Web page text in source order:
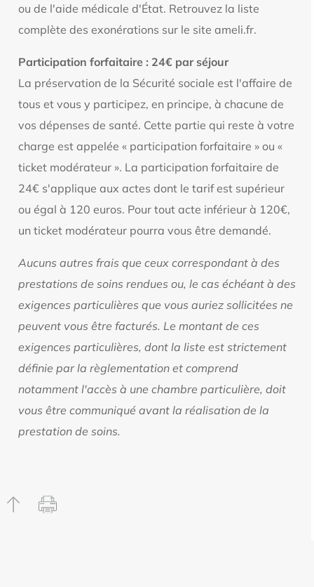
ou de l'aide médicale d'État. Retrouvez la liste
complète des exonérations sur le site ameli.fr.
Participation forfaitaire : 24€ par séjour
La préservation de la Sécurité sociale est l'affaire de
tous et vous y participez, en principe, à chacune de
vos dépenses de santé. Cette partie qui reste à votre
charge est appelée « participation forfaitaire » ou «
ticket modérateur ». La participation forfaitaire de
24€ s'applique aux actes dont le tarif est supérieur
ou égal à 120 euros. Pour tout acte inférieur à 120€,
un ticket modérateur pourra vous être demandé.
Aucuns autres frais que ceux correspondant à des
prestations de soins rendues ou, le cas échéant à des
exigences particulières que vous auriez sollicitées ne
peuvent vous être facturés. Le montant de ces
exigences particulières, dont la liste est strictement
définie par la règlementation et comprend
notamment l'accès à une chambre particulière, doit
vous être communiqué avant la réalisation de la
prestation de soins.